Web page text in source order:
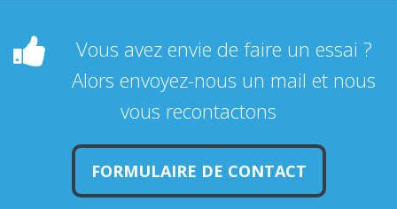
Vous avez envie de faire un essai ?
Alors envoyez-nous un mail et nous
vous recontactons
FORMULAIRE DE CONTACT